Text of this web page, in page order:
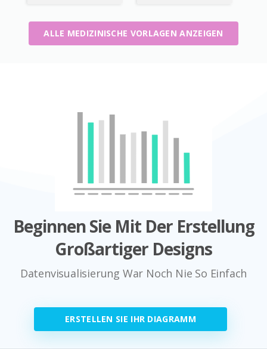
ALLE MEDIZINISCHE VORLAGEN ANZEIGEN
Beginnen Sie Mit Der Erstellung
Großartiger Designs
Datenvisualisierung War Noch Nie So Einfach
ERSTELLEN SIE IHR DIAGRAMM